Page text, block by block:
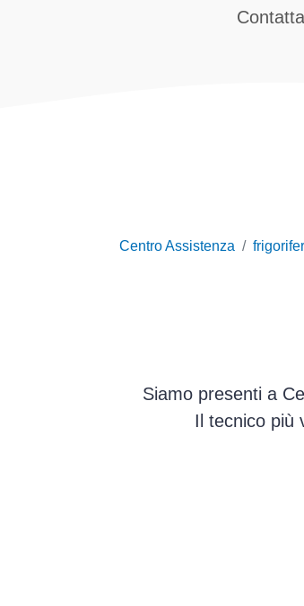
Centro Assistenza
Siamo presenti a
Il tecnico più